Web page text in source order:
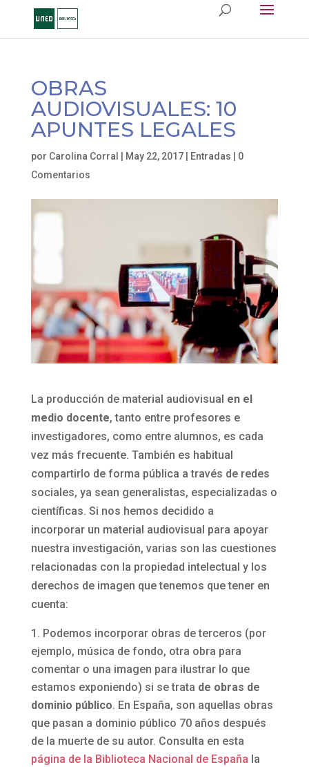
OBRAS
AUDIOVISUALES: 10
APUNTES LEGALES
por Carolina Corral May 22, 2017| Entradas
0
Comentarios
La producción de material audiovisual en el
medio docente, tanto entre profesores e
investigadores, como entre alumnos, es cada
vez más frecuente. También es habitual
compartirlo de forma pública a través de redes
sociales, ya sean generalistas, especializadas o
científicas. Si nos hemos decidido a
incorporar un material audiovisual para apoyar
nuestra investigación, varias son las cuestiones
relacionadas con la propiedad intelectual y los
derechos de imagen que tenemos que tener en
cuenta:
Podemos incorporar obras de terceros (por
ejemplo, música de fondo, otra obra para
comentar o una imagen para ilustrar lo que
estamos exponiendo) si se trata de obras de
dominio público. En España, son aquellas obras
que pasan a dominio público 70 años después
de la muerte de su autor. Consulta en esta
página de la Biblioteca Nacional de España la